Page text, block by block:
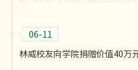
06-11
林威校友向学院捐赠价值40万